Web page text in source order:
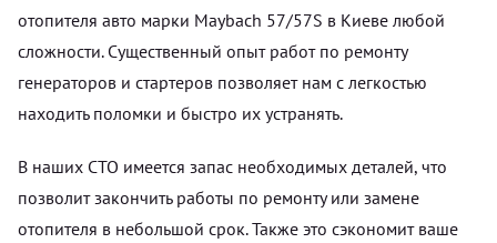
отопителя авто марки Maybach 57/57S в Киеве любой
сложности. Существенный опыт работ по ремонту
генераторов и стартеров позволяет нам с легкостью
находить поломки и быстро их устранять.
В наших СТО имеется запас необходимых деталей, что
позволит закончить работы по ремонту или замене
отопителя в небольшой срок. Также это сэкономит ваше